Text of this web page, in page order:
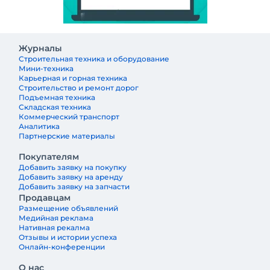
Журналы
Строительная техника и оборудование
Мини-техника
Карьерная и горная техника
Строительство и ремонт дорог
Подъемная техника
Складская техника
Коммерческий транспорт
Аналитика
Партнерские материалы
Покупателям
Добавить заявку на покупку
Добавить заявку на аренду
Добавить заявку на запчасти
Продавцам
Размещение объявлений
Медийная реклама
Нативная рекалма
Отзывы и истории успеха
Онлайн-конференции
О нас